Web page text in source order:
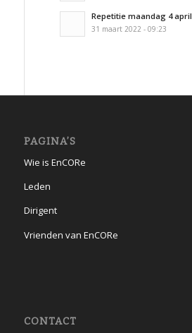
Repetitie maandag 4 april
31 maart 2022 - 09:23
PAGINA’S
Wie is EnCORe
Leden
Dirigent
Vrienden van EnCORe
CONTACT